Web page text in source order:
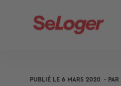
PUBLIÉ LE 6 MARS 2020 - PAR